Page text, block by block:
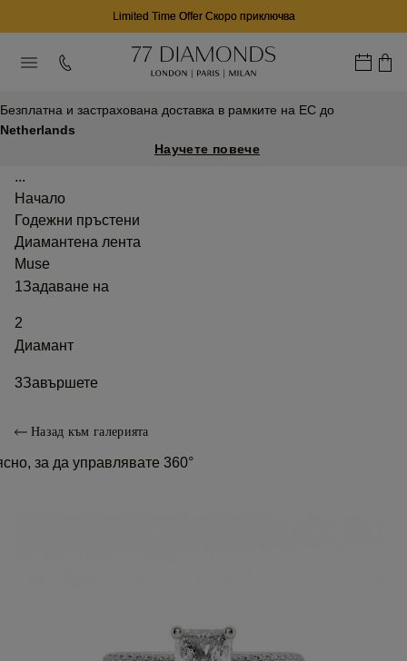
Limited Time Offer Скоро приключва
Безплатна и застрахована доставка в рамките на ЕС до
Netherlands
Научете повече
...
Начало
Годежни пръстени
Диамантена лента
Muse
1Задаване на
2
Диамант
3Завършете
Назад към галерията
за да управлявате 360°